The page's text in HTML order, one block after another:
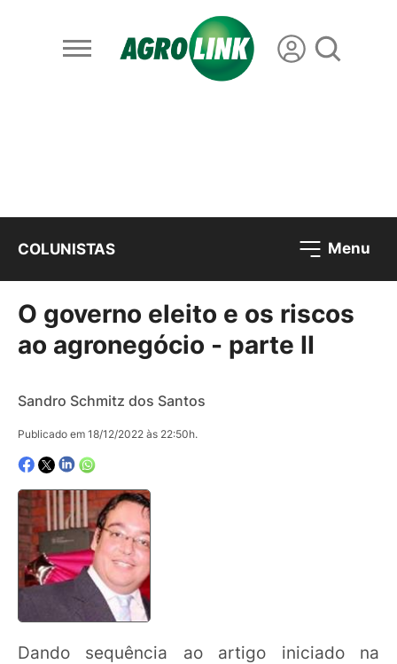
COLUNISTAS Menu
O governo eleito e os riscos
ao agronegócio - parte II
Sandro Schmitz dos Santos
Publicado em 18/12/2022 às 22:50h.
Dando sequência ao artigo iniciado na